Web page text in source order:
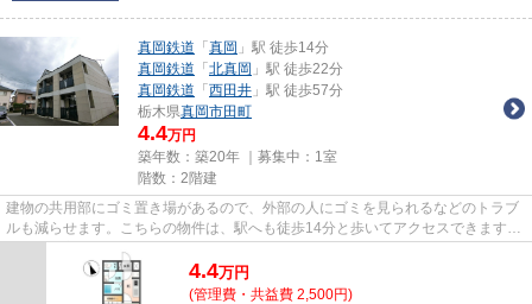
真岡鉄道 「 真岡 」駅 徒歩14分
真岡鉄道 「 北真岡 」駅 徒歩22分
真岡鉄道 「 西田井 」駅 徒歩57分
栃木県真岡市田町
4.4万円
築年数：築20年 ｜募集中： 1室
階数：2階建
建物の共用部にゴミ置き場があるので、外部の人にゴミを見られるなどのトラブ
ルも減らせます。こちらの物件は、駅へも徒歩14分と歩いてアクセスできます。
風通しが良好なので、いつで...
4.4万円
(管理費・共益費 2,500円)